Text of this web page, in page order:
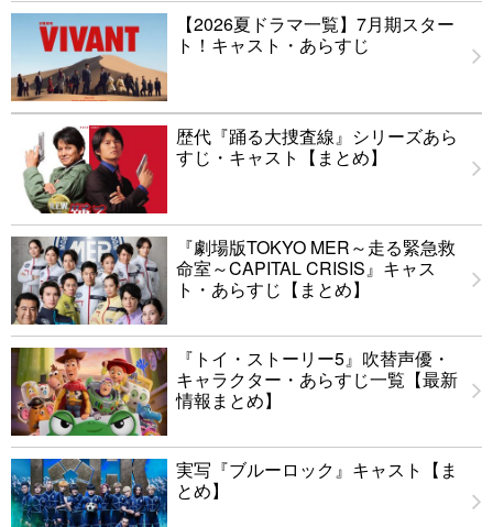
【2026夏ドラマ一覧】7月期スター
ト！キャスト・あらすじ
歴代『踊る大捜査線』シリーズあら
すじ・キャスト【まとめ】
『劇場版TOKYO MER～走る緊急救
命室～CAPITAL CRISIS』キャス
ト・あらすじ【まとめ】
『トイ・ストーリー5』吹替声優・
キャラクター・あらすじ一覧【最新
情報まとめ】
実写『ブルーロック』キャスト【ま
とめ】